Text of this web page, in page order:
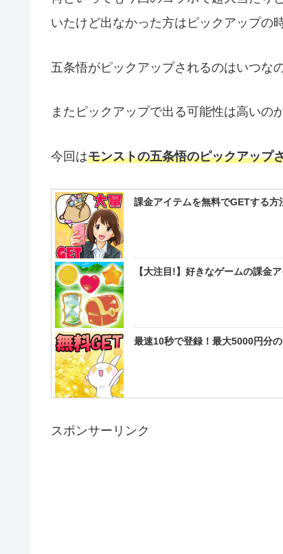
いたけど出なかった方はピックアップの
五条悟がピックアップされるのはいつな
またピックアップで出る可能性は高いの
今回はモンストの五条悟のピックアップ
課金アイテムを無料でGETする方
【大注目!】好きなゲームの課金
最速10秒で登録！最大5000円分
スポンサーリンク